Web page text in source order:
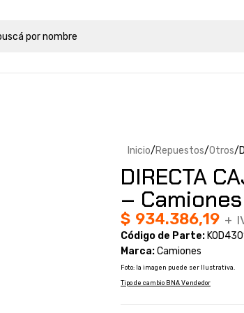
Inicio Repuestos Otros
DIRECTA
– Camiones
$ 934.386,19 +
Código de Parte:
Marca:Camiones
Foto: la imagen puede ser Ilustrativa.
Tipo de cambio BNA Vendedor